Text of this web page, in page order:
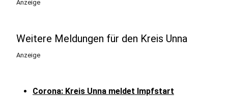
Anzeige
Weitere Meldungen für den Kreis Unna
Anzeige
Corona: Kreis Unna meldet Impfstart